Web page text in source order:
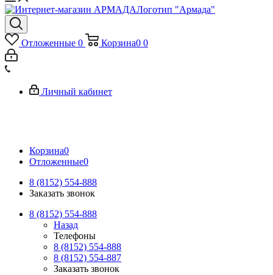
Логотип "Армада"
Отложенные 0 Корзина0 0
Личный кабинет
Корзина0
Отложенные0
8 (8152) 554-888
Заказать звонок
8 (8152) 554-888
Назад
Телефоны
8 (8152) 554-888
8 (8152) 554-887
Заказать звонок